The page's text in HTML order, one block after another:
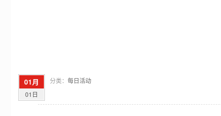
01月
01日
分类： 每日活动